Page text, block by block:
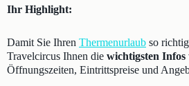
Ihr Highlight:
Damit Sie Ihren Thermenurlaub so
Travelcircus Ihnen die wichtigsten Infos
Öffnungszeiten, Eintrittspreise und